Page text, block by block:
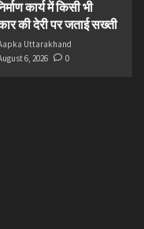
कार्य में किसी भी
की देरी पर जताई सख्ती
Uttarakhand
6, 2026
0